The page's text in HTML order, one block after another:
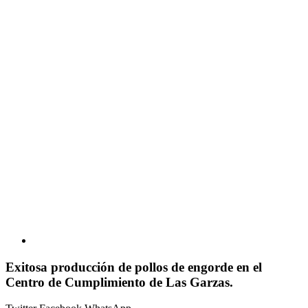
Exitosa producción de pollos de engorde en el
Centro de Cumplimiento de Las Garzas.